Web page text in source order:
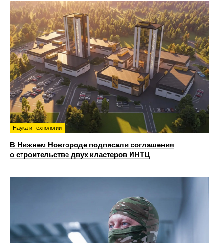
Наука и технологии
В Нижнем Новгороде подписали соглашения
о строительстве двух кластеров ИНТЦ